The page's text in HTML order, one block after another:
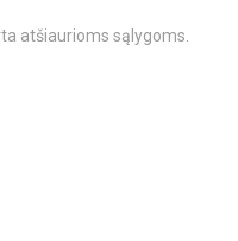
atšiaurioms sąlygoms.